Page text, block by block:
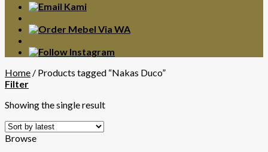
Home / Products tagged “Nakas Duco”
Filter
Showing the single result
Browse